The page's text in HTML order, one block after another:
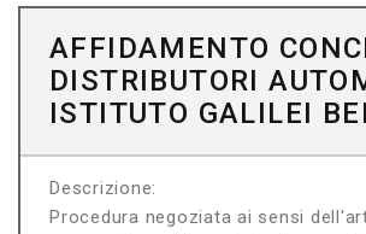
AFFIDAMENTO
DISTRIBUTORI
ISTITUTO GALILEI
Descrizione:
Procedura negoziata ai sensi